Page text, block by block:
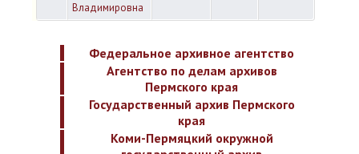
Владимировна
Федеральное архивное агентство
Агентство по делам архивов
Пермского края
Государственный архив Пермского
края
Коми-Пермяцкий окружной